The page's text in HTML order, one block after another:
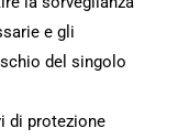
e gli
del singolo
di protezione